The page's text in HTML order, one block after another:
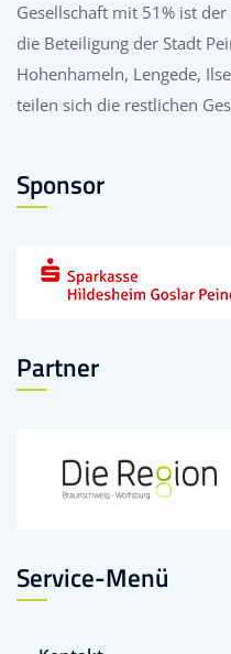
Gesellschaft mit 51% ist
die Beteiligung der Stadt
Hohenhameln, Lengede,
teilen sich die restlichen
Sponsor
Partner
Service-Menü